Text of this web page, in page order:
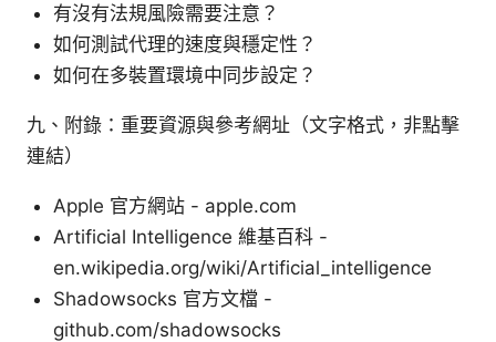
有沒有法規風險需要注意？
如何測試代理的速度與穩定性？
如何在多裝置環境中同步設定？
九、附錄：重要資源與參考網址（文字格式，非點擊
連結）
Apple 官方網站 - apple.com
Artificial Intelligence 維基百科 -
en.wikipedia.org/wiki/Artificial_intelligence
Shadowsocks 官方文檔 -
github.com/shadowsocks